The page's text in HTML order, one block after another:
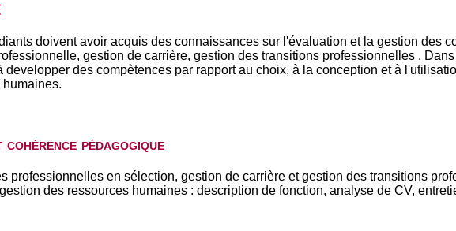
doivent avoir acquis des connaissances sur l'évaluation et la gestion des
gestion de carrière, gestion des transitions professionnelles .
des compètences par rapport au choix, à la conception et à
pédagogique
professionnelles en sélection, gestion de carrière et gestion des transitions
des ressources humaines : description de fonction, analyse de CV,